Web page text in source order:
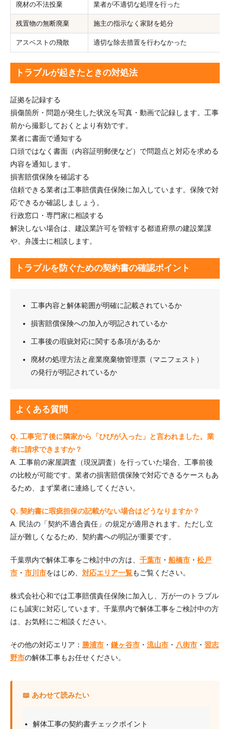
廃材の不法投棄 業者が不適切な処理を行った
残置物の無断廃棄 施主の指示なく家財を処分
アスベストの飛散 適切な除去措置を行わなかった
トラブルが起きたときの対処法
証拠を記録する
損傷箇所・問題が発生した状況を写真・動画で記録します。工事
前から撮影しておくとより有効です。
業者に書面で通知する
口頭ではなく書面（内容証明郵便など）で問題点と対応を求める
内容を通知します。
損害賠償保険を確認する
信頼できる業者は工事賠償責任保険に加入しています。保険で対
応できるか確認しましょう。
行政窓口・専門家に相談する
解決しない場合は、建設業許可を管轄する都道府県の建設業課
や、弁護士に相談します。
トラブルを防ぐための契約書の確認ポイント
工事内容と解体範囲が明確に記載されているか
損害賠償保険への加入が明記されているか
工事後の瑕疵対応に関する条項があるか
廃材の処理方法と産業廃棄物管理票（マニフェスト）
の発行が明記されているか
よくある質問
Q. 工事完了後に隣家から「ひびが入った」と言われました。業
者に請求できますか？
A. 工事前の家屋調査（現況調査）を行っていた場合、工事前後
の比較が可能です。業者の損害賠償保険で対応できるケースもあ
るため、まず業者に連絡してください。
Q. 契約書に瑕疵担保の記載がない場合はどうなりますか？
A. 民法の「契約不適合責任」の規定が適用されます。ただし立
証が難しくなるため、契約書への明記が重要です。
千葉県内で解体工事をご検討中の方は、 千葉市 ・ 船橋市 ・ 松戸
市 ・ 市川市をはじめ、 対応エリア一覧もご覧ください。
株式会社心和では工事賠償責任保険に加入し、万が一のトラブル
にも誠実に対応しています。千葉県内で解体工事をご検討中の方
は、お気軽にご相談ください。
その他の対応エリア： 勝浦市 ・ 鎌ヶ谷市 ・ 流山市 ・ 八街市 ・ 習志
野市の解体工事もお任せください。
📖 あわせて読みたい
解体工事の契約書チェックポイント